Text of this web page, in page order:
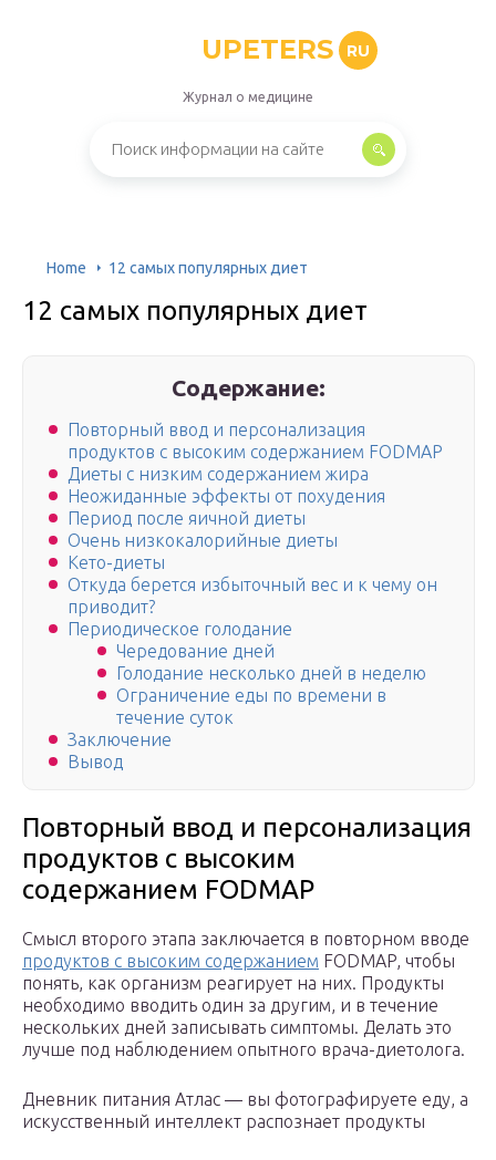
UPETERS RU
Журнал о медицине
Home 12 самых популярных диет
12 самых популярных диет
Содержание:
Повторный ввод и персонализация
продуктов с высоким содержанием FODMAP
Диеты с низким содержанием жира
Неожиданные эффекты от похудения
Период после яичной диеты
Очень низкокалорийные диеты
Кето-диеты
Откуда берется избыточный вес и к чему он
приводит?
Периодическое голодание
Чередование дней
Голодание несколько дней в неделю
Ограничение еды по времени в
течение суток
Заключение
Вывод
Повторный ввод и персонализация
продуктов с высоким
содержанием FODMAP
Смысл второго этапа заключается в повторном вводе
продуктов с высоким содержанием FODMAP, чтобы
понять, как организм реагирует на них. Продукты
необходимо вводить один за другим, и в течение
нескольких дней записывать симптомы. Делать это
лучше под наблюдением опытного врача-диетолога.
Дневник питания Атлас — вы фотографируете еду, а
искусственный интеллект распознает продукты